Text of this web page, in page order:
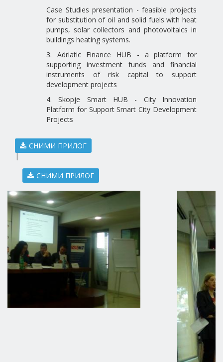
Case Studies presentation - feasible projects
for substitution of oil and solid fuels with heat
pumps, solar collectors and photovoltaics in
buildings heating systems.
3. Adriatic Finance HUB - a platform for
supporting investment funds and financial
instruments of risk capital to support
development projects
4. Skopje Smart HUB - City Innovation
Platform for Support Smart City Development
Projects
СНИМИ ПРИЛОГ
|
СНИМИ ПРИЛОГ